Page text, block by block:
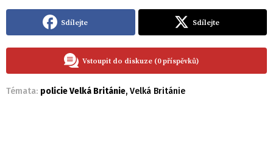
Sdílejte Sdílejte
Vstoupit do diskuze (0 příspěvků)
Témata: policie Velká Británie, Velká Británie